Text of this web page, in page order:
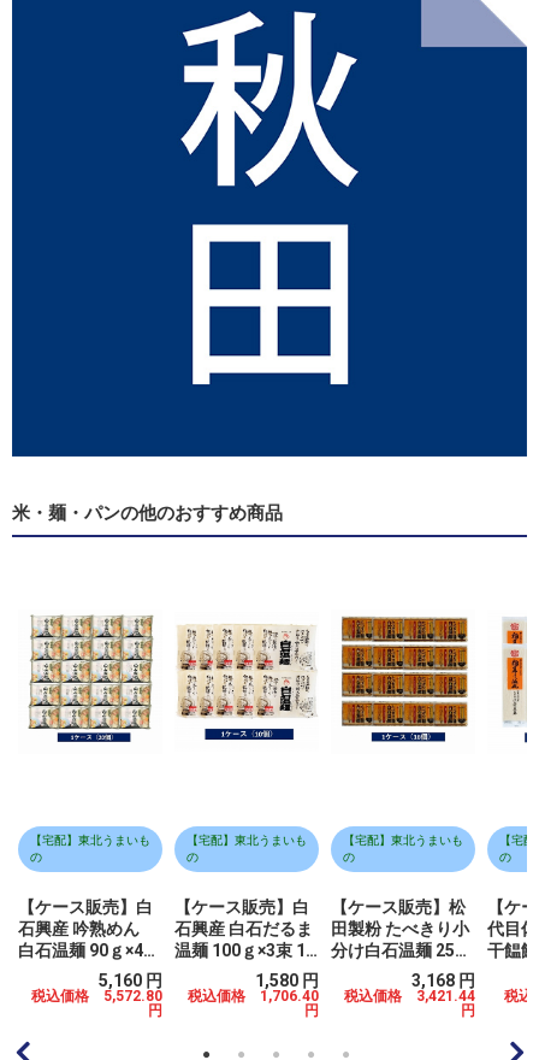
米・麺・パンの他のおすすめ商品
【宅配】東北うまいも
の
【ケース販売】白
石興産 吟熟めん
白石温麺 90ｇ×4束
5,160 円
税込価格 5,572.80
円
【宅配】東北うまいも
の
【ケース販売】白
石興産 白石だるま
温麺 100ｇ×3束 10
1,580 円
税込価格 1,706.40
円
【宅配】東北うまいも
の
【ケース販売】松
田製粉 たべきり小
分け白石温麺 250
3,168 円
税込価格 3,421.44
円
【宅
の
【ケ
代目
干饂
税込